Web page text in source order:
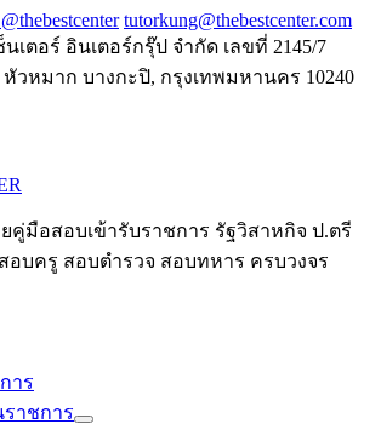
tutorkung@thebestcenter.com
เตอร์ อินเตอร์กรุ๊ป จำกัด เลขที่ 2145/7
วหมาก บางกะปิ, กรุงเทพมหานคร 10240
คู่มือสอบเข้ารับราชการ รัฐวิสาหกิจ ป.ตรี
อบครู สอบตำรวจ สอบทหาร ครบวงจร
าร
าชการ